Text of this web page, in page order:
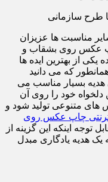
مناسبت ها عزیزان
چاپ عکس روی بشقاب و
یکی از بهترین ایده ها
که می دانید
هدیه بسیار مناسب می
خود را روی آن
های متنوعی تولید شود و
چاپ عکس روی
توجه اینکه این گزینه از
یک هدیه یادگاری مبدل